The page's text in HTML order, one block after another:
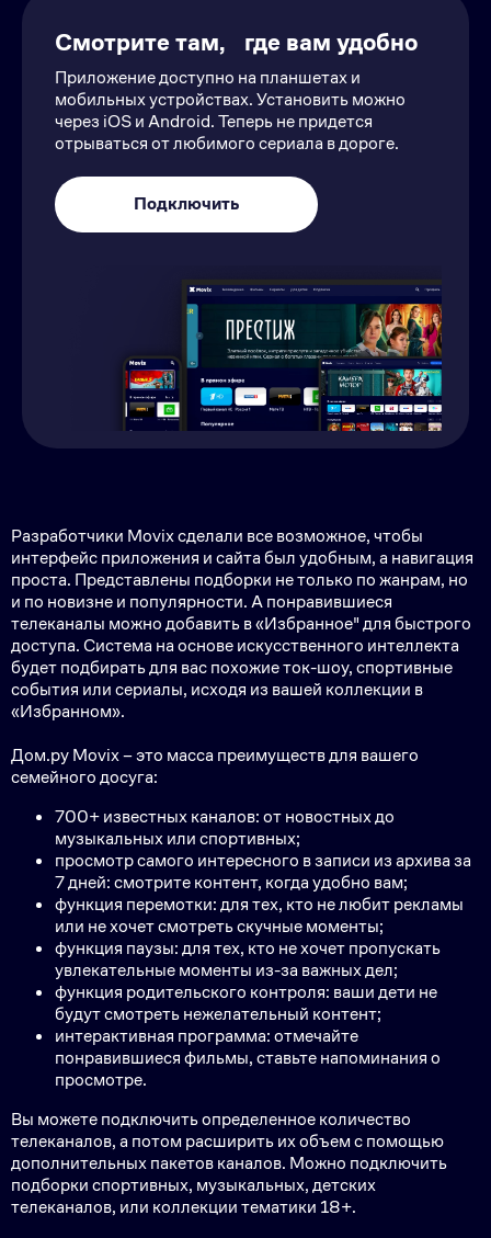
Смотрите там, где вам удобно
Приложение доступно на планшетах и
мобильных устройствах. Установить можно
через iOS и Android. Теперь не придется
отрываться от любимого сериала в дороге.
Подключить
Разработчики Movix сделали все возможное, чтобы
интерфейс приложения и сайта был удобным, а навигация
проста. Представлены подборки не только по жанрам, но
и по новизне и популярности. А понравившиеся
телеканалы можно добавить в «Избранное" для быстрого
доступа. Система на основе искусственного интеллекта
будет подбирать для вас похожие ток-шоу, спортивные
события или сериалы, исходя из вашей коллекции в
«Избранном».
Дом.ру Movix – это масса преимуществ для вашего
семейного досуга:
700+ известных каналов: от новостных до
музыкальных или спортивных;
просмотр самого интересного в записи из архива за
7 дней: смотрите контент, когда удобно вам;
функция перемотки: для тех, кто не любит рекламы
или не хочет смотреть скучные моменты;
функция паузы: для тех, кто не хочет пропускать
увлекательные моменты из-за важных дел;
функция родительского контроля: ваши дети не
будут смотреть нежелательный контент;
интерактивная программа: отмечайте
понравившиеся фильмы, ставьте напоминания о
просмотре.
Вы можете подключить определенное количество
телеканалов, а потом расширить их объем с помощью
дополнительных пакетов каналов. Можно подключить
подборки спортивных, музыкальных, детских
телеканалов, или коллекции тематики 18+.